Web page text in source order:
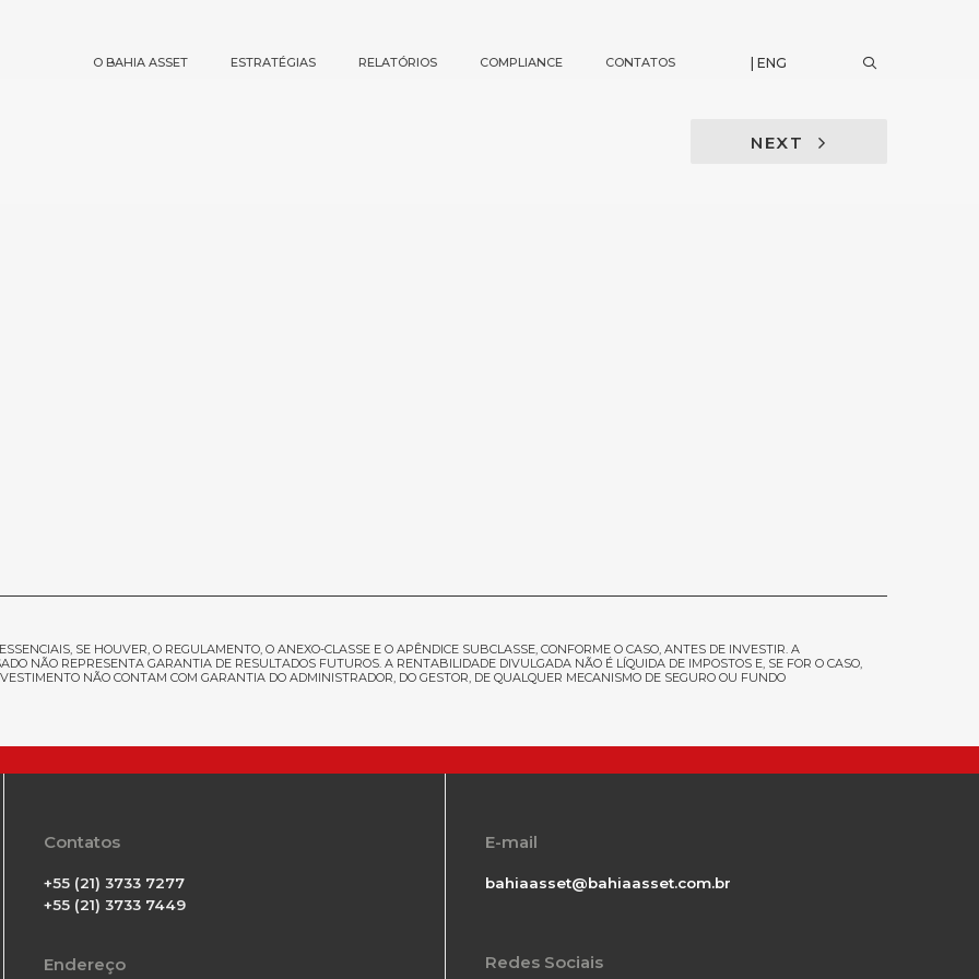
O BAHIA ASSET ESTRATÉGIAS RELATÓRIOS COMPLIANCE CONTATOS | ENG
NEXT
SE HOUVER, O REGULAMENTO, O ANEXO-CLASSE E O APÊNDICE SUBCLASSE, CONFORME O CASO, ANTES DE INVESTIR. A
NÃO REPRESENTA GARANTIA DE RESULTADOS FUTUROS. A RENTABILIDADE DIVULGADA NÃO É LÍQUIDA DE IMPOSTOS E, SE FOR O CASO,
NÃO CONTAM COM GARANTIA DO ADMINISTRADOR, DO GESTOR, DE QUALQUER MECANISMO DE SEGURO OU FUNDO
Contatos
+55 (21) 3733 7277
+55 (21) 3733 7449
Endereço
E-mail
bahiaasset@bahiaasset.com.br
Redes Sociais